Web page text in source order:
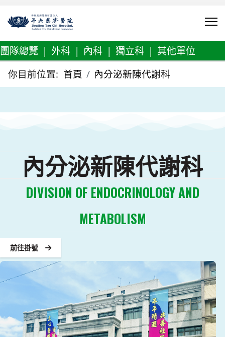
團隊總覽 | 外科 | 內科 | 獨立科 | 其他單位
你目前位置: 首頁 內分泌新陳代謝科
內分泌新陳代謝科
DIVISION OF ENDOCRINOLOGY AND
METABOLISM
前往掛號